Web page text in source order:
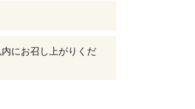
にお召し上がりくだ